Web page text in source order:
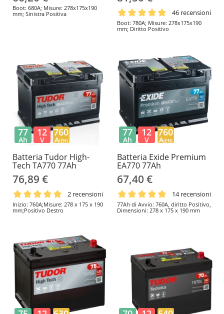
Boot: 680A; Misure: 278x175x190
mm; Sinistra Positiva
46 recensioni
Boot: 780A; Misure: 278x175x190
mm; Diritto Positivo
Batteria Tudor High-
Tech TA770 77Ah
76,89 €
2 recensioni
Inizio: 760A;Misure: 278 x 175 x 190
mm;Positivo Destro
77
Ah
12
V
760
A(EN)
Batteria Exide Premium
EA770 77Ah
67,40 €
14 recensioni
77Ah di Avvio: 760A, diritto Positivo,
Dimensioni: 278 x 175 x 190 mm
77
Ah
12
V
760
A(EN)